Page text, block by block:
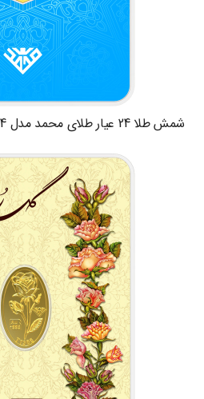
شمش طلا 24 عیار طلای محمد مدل p-az-4